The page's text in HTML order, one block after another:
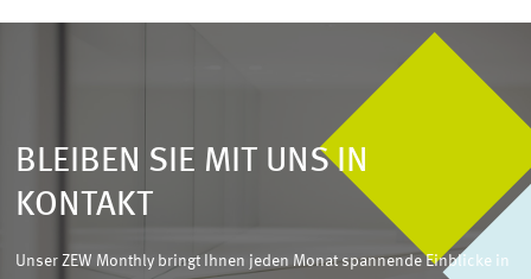
BLEIBEN SIE MIT UNS IN
KONTAKT
Unser ZEW Monthly bringt Ihnen jeden Monat spannende Einblicke in